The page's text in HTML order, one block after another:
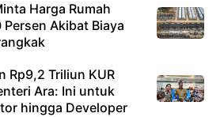
Harga Rumah
Persen Akibat Biaya
Rp9,2 Triliun KUR
Ara: Ini untuk
hingga Developer